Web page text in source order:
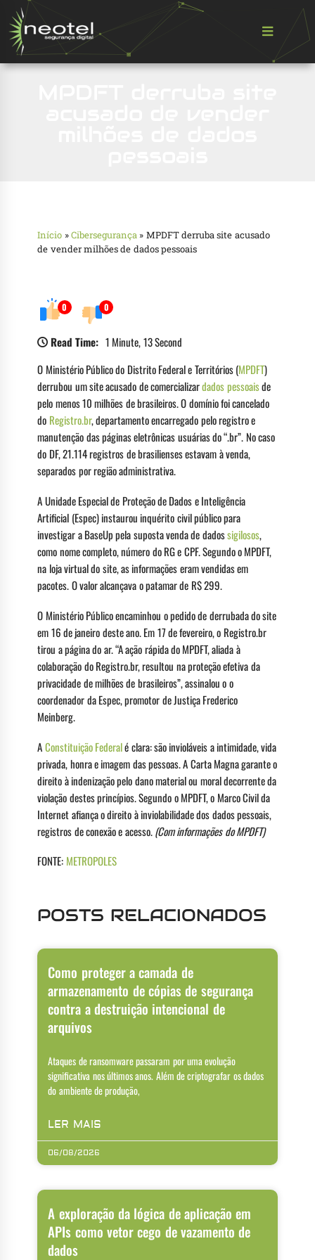
Início »Cibersegurança » MPDFT derruba site acusado
de vender milhões de dados pessoais
0 0
Read Time: 1 Minute, 13 Second
O Ministério Público do Distrito Federal e Territórios (MPDFT)
derrubou um site acusado de comercializardados pessoaisde
pelo menos 10 milhões de brasileiros. O domínio foi cancelado
do Registro.br, departamento encarregado pelo registro e
manutenção das páginas eletrônicas usuárias do “.br”. No caso
do DF, 21.114 registros de brasilienses estavam à venda,
separados por região administrativa.
A Unidade Especial de Proteção de Dados e Inteligência
Artificial (Espec) instaurou inquérito civil público para
investigar a BaseUp pela suposta venda de dadossigilosos,
como nome completo, número do RG e CPF. Segundo o MPDFT,
na loja virtual do site, as informações eram vendidas em
pacotes. O valor alcançava o patamar de R$ 299.
O Ministério Público encaminhou o pedido de derrubada do site
em 16 de janeiro deste ano. Em 17 de fevereiro, o Registro.br
tirou a página do ar. “A ação rápida do MPDFT, aliada à
colaboração do Registro.br, resultou na proteção efetiva da
privacidade de milhões de brasileiros”, assinalou o o
coordenador da Espec, promotor de Justiça Frederico
Meinberg.
AConstituição Federalé clara: são invioláveis a intimidade, vida
privada, honra e imagem das pessoas. A Carta Magna garante o
direito à indenização pelo dano material ou moral decorrente da
violação destes princípios. Segundo o MPDFT, o Marco Civil da
Internet afiança o direito à inviolabilidade dos dados pessoais,
registros de conexão e acesso.(Com informações do MPDFT)
FONTE: METROPOLES
POSTS RELACIONADOS
Como proteger a camada de
armazenamento de cópias de segurança
contra a destruição intencional de
arquivos
Ataques de ransomware passaram por uma evolução
significativa nos últimos anos. Além de criptografar os dados
do ambiente de produção,
LER MAIS
06/08/2026
A exploração da lógica de aplicação em
APIs como vetor cego de vazamento de
dados